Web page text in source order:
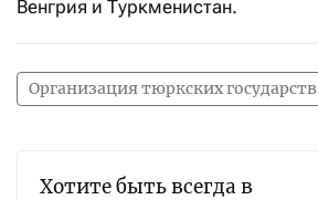
Венгрия и Туркменистан.
Организация тюркских государств
Хотите быть всегда в